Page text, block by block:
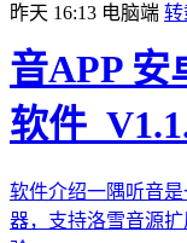
昨天 16:13 电脑端 转
音APP 安
软件
软件介绍一隅听音
器，支持洛雪音源